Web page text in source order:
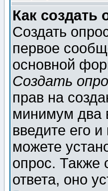
Как создать
Создать
первое
основной
Создать
прав на
минимум два
введите его
можете
опрос. Также
ответа, оно